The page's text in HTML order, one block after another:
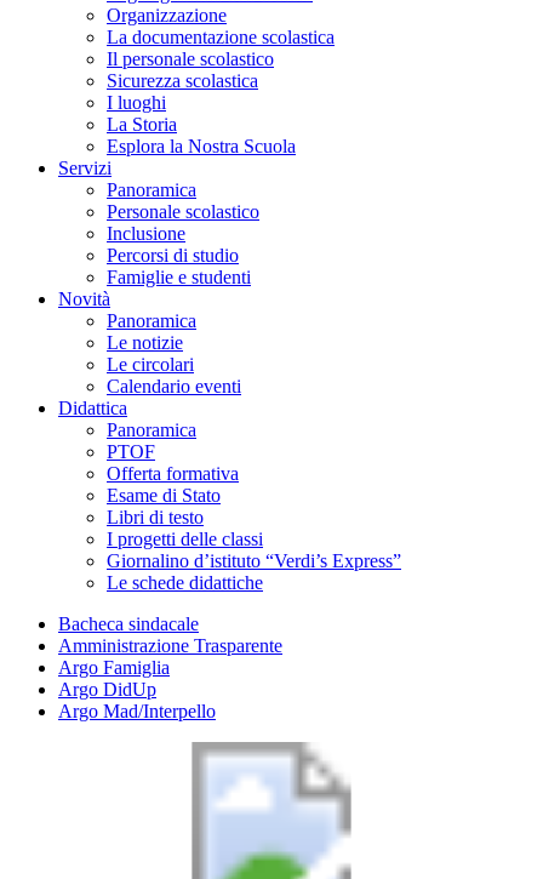
Organizzazione
La documentazione scolastica
Il personale scolastico
Sicurezza scolastica
I luoghi
La Storia
Esplora la Nostra Scuola
Servizi
Panoramica
Personale scolastico
Inclusione
Percorsi di studio
Famiglie e studenti
Novità
Panoramica
Le notizie
Le circolari
Calendario eventi
Didattica
Panoramica
PTOF
Offerta formativa
Esame di Stato
Libri di testo
I progetti delle classi
Giornalino d’istituto “Verdi’s Express”
Le schede didattiche
Bacheca sindacale
Amministrazione Trasparente
Argo Famiglia
Argo DidUp
Argo Mad/Interpello